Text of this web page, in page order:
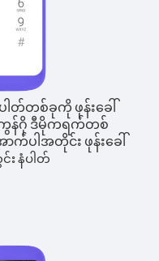
ါတ်တစ်ခုကို ဖုန်းခေါ်
န်ဂို ဒီမိုကရက်တစ်
က်ပါအတိုင်း ဖုန်းခေါ်
နံပါတ်